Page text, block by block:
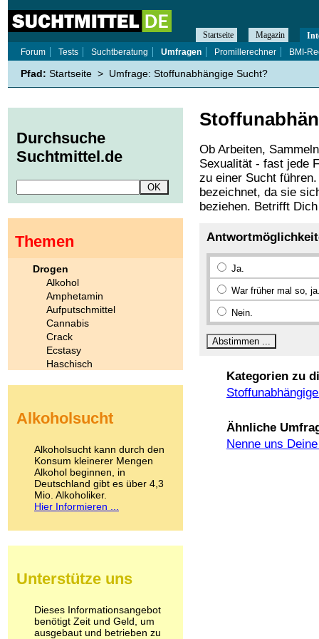
Ob Arbeiten,
Sexualität - fast jede
zu einer Sucht
bezeichnet, da sie
beziehen. Betrifft
Ja.
War früher mal so,
Nein.
Kategorien zu
Ähnliche
Nenne uns
Startseite Magazin
Forum
Tests Suchtberatung Umfragen Promillerechner BMI-
Pfad: Startseite > Umfrage: Stoffunabhängige Sucht?
Durchsuche
Suchtmittel.de
Themen
Drogen
Alkohol
Amphetamin
Aufputschmittel
Cannabis
Crack
Ecstasy
Haschisch
Kokain
LSD
Marihuana
Medikamente
Meskalin
Metamphetamin
Methadon
Pilze
Psychopharmaka
Schlafmittel
Schmerzmittel
Alkoholsucht
Alkoholsucht kann durch den
Konsum kleinerer Mengen
Alkohol beginnen, in
Deutschland gibt es über 4,3
Mio. Alkoholiker.
Hier Informieren ...
Unterstütze uns
Dieses Informationsangebot
benötigt Zeit und Geld, um
ausgebaut und betrieben zu